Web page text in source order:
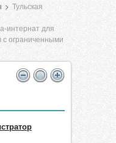
> Тульская
интернат для
с ограниченными